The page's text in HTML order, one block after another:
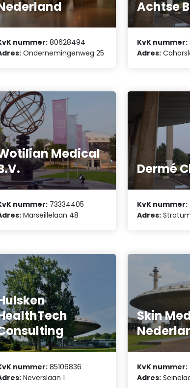
nummer: 80628494
Ondernemingenweg 25
Achtse
KvK nummer:
Adres:
Medical
nummer: 73334405
Marseillelaan 48
Dermé
KvK nummer:
Adres:
nummer: 85106836
Neverslaan 1
Skin
KvK nummer:
Adres: